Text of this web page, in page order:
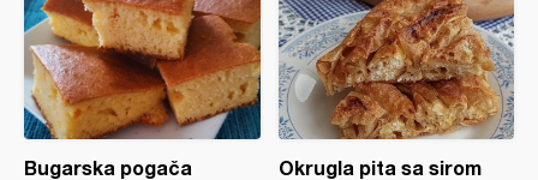
Bugarska pogača Okrugla pita sa sirom